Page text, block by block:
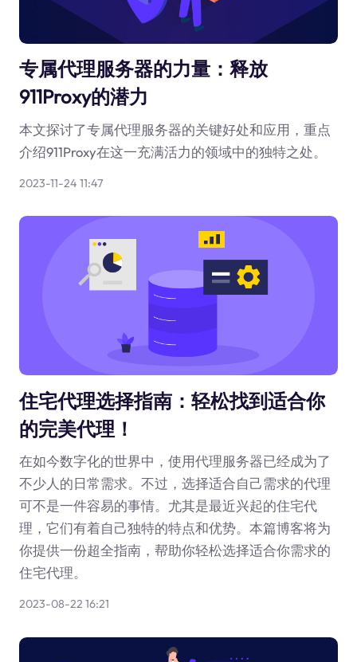
专属代理服务器的力量：释放
911Proxy的潜力
本文探讨了专属代理服务器的关键好处和应用，重点
介绍911Proxy在这一充满活力的领域中的独特之处。
2023-11-24 11:47
住宅代理选择指南：轻松找到适合你
的完美代理！
在如今数字化的世界中，使用代理服务器已经成为了
不少人的日常需求。不过，选择适合自己需求的代理
可不是一件容易的事情。尤其是最近兴起的住宅代
理，它们有着自己独特的特点和优势。本篇博客将为
你提供一份超全指南，帮助你轻松选择适合你需求的
住宅代理。
2023-08-22 16:21